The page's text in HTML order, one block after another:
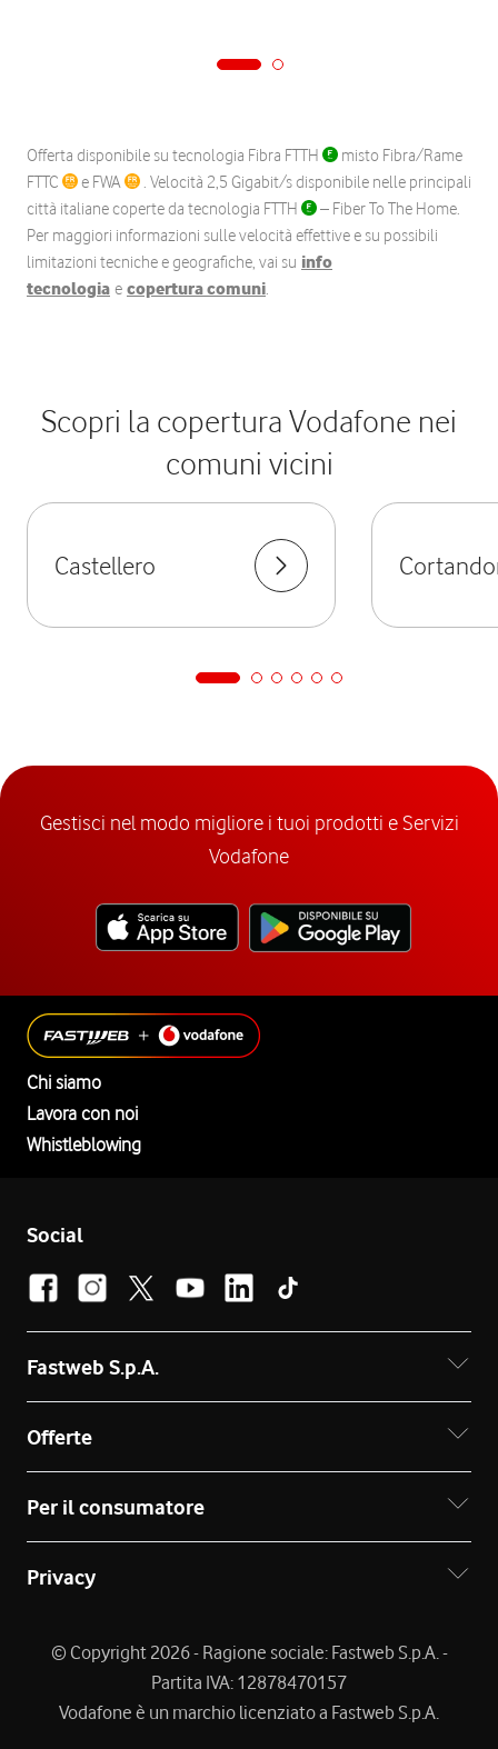
Offerta disponibile su tecnologia Fibra FTTH
misto Fibra/Rame
FTTC
e FWA
. Velocità 2,5 Gigabit/s disponibile nelle principali
città italiane coperte da tecnologia FTTH
– Fiber To The Home.
Per maggiori informazioni sulle velocità effettive e su possibili
limitazioni tecniche e geografiche, vai su info
tecnologia e copertura comuni.
Scopri la copertura Vodafone nei
comuni vicini
Castellero
Gestisci nel modo migliore i tuoi prodotti e Servizi
Vodafone
Chi siamo
Lavora con noi
Whistleblowing
Social
Fastweb S.p.A.
Offerte
Per il consumatore
Privacy
© Copyright 2026 - Ragione sociale: Fastweb S.p.A. -
Partita IVA: 12878470157
Vodafone è un marchio licenziato a Fastweb S.p.A.